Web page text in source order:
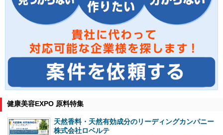
健康美容EXPO 原料特集
天然香料・天然有効成分のリーディングカンパニー
株式会社ロベルテ